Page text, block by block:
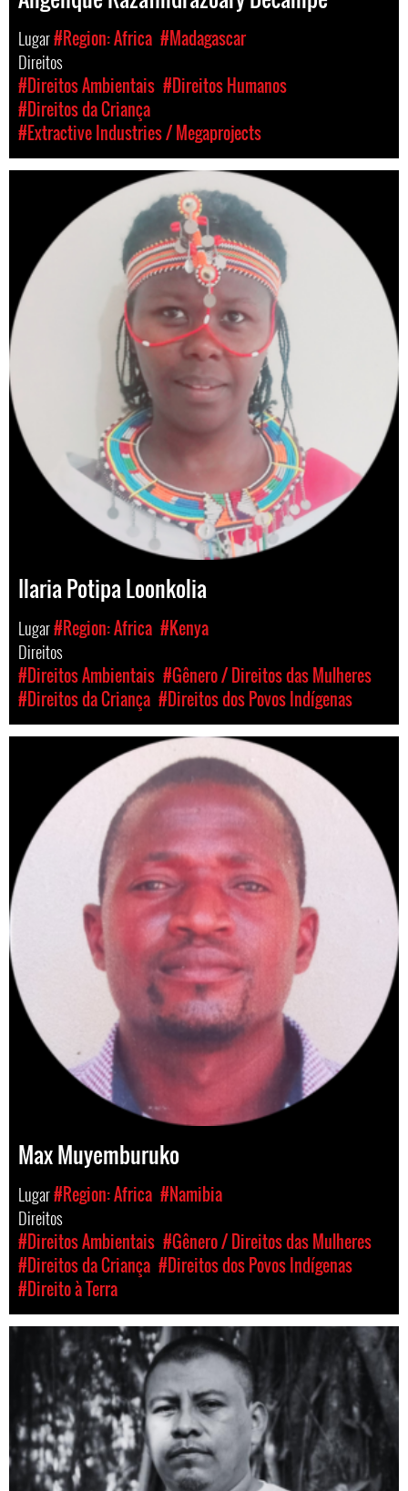
Lugar#Region: Africa #Madagascar
Direitos
#Direitos Ambientais #Direitos Humanos
#Direitos da Criança
#Extractive Industries / Megaprojects
Ilaria Potipa Loonkolia
Lugar#Region: Africa #Kenya
Direitos
#Direitos Ambientais #Gênero / Direitos das Mulheres
#Direitos da Criança #Direitos dos Povos Indígenas
Max Muyemburuko
Lugar#Region: Africa #Namibia
Direitos
#Direitos Ambientais #Gênero / Direitos das Mulheres
#Direitos da Criança #Direitos dos Povos Indígenas
#Direito à Terra